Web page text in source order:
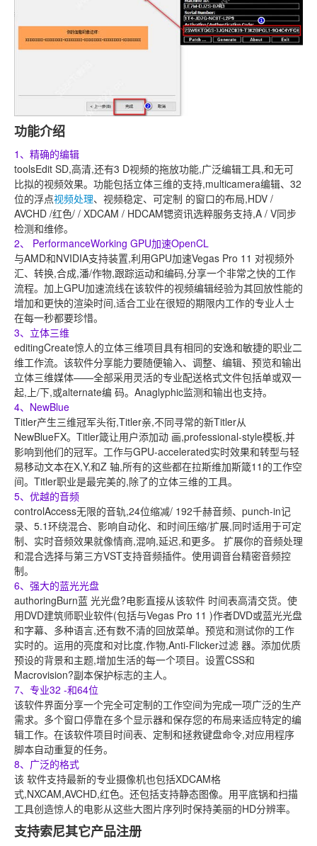
功能介绍
1、精确的编辑
toolsEdit SD,高清,还有3 D视频的拖放功能,广泛编辑工具,和无可
比拟的视频效果。功能包括立体三维的支持,multicamera编辑、32
位的浮点视频处理、视频稳定、可定制 的窗口的布局,HDV /
AVCHD /红色/ / XDCAM / HDCAM锶资讯选粹服务支持,A / V同步
检测和维修。
2、 PerformanceWorking GPU加速OpenCL
与AMD和NVIDIA支持装置,利用GPU加速Vegas Pro 11 对视频外
汇、转换,合成,潘/作物,跟踪运动和编码,分享一个非常之快的工作
流程。加上GPU加速流线在该软件的视频编辑经验为其回放性能的
增加和更快的渲染时间,适合工业在很短的期限内工作的专业人士
在每一秒都要珍惜。
3、立体三维
editingCreate惊人的立体三维项目具有相同的安逸和敏捷的职业二
维工作流。该软件分享能力要随便输入、调整、编辑、预览和输出
立体三维媒体——全部采用灵活的专业配送格式文件包括单或双一
起,上/下,或alternate编 码。Anaglyphic监测和输出也支持。
4、NewBlue
Titler产生三维冠军头衔,Titler亲,不同寻常的新Titler从
NewBlueFX。Titler箴让用户添加动 画,professional-style模板,并
影响到他们的冠军。工作与GPU-accelerated实时效果和转型与轻
易移动文本在X,Y,和Z 轴,所有的这些都在拉斯维加斯箴11的工作空
间。Titler职业是最完美的,除了的立体三维的工具。
5、优越的音频
controlAccess无限的音轨,24位缩减/ 192千赫音频、punch-in记
录、5.1环绕混合、影响自动化、和时间压缩/扩展,同时适用于可定
制、实时音频效果就像情商,混响,延迟,和更多。 扩展你的音频处理
和混合选择与第三方VST支持音频插件。使用调音台精密音频控
制。
6、强大的蓝光光盘
authoringBurn蓝 光光盘?电影直接从该软件 时间表高清交货。使
用DVD建筑师职业软件(包括与Vegas Pro 11 )作者DVD或蓝光光盘
和字幕、多种语言,还有数不清的回放菜单。预览和测试你的工作
实时的。运用的亮度和对比度,作物,Anti-Flicker过滤 器。添加优质
预设的背景和主题,增加生活的每一个项目。设置CSS和
Macrovision?副本保护标志的主人。
7、专业32 -和64位
该软件界面分享一个完全可定制的工作空间为完成一项广泛的生产
需求。多个窗口停靠在多个显示器和保存您的布局来适应特定的编
辑工作。在该软件项目时间表、定制和拯救键盘命令,对应用程序
脚本自动重复的任务。
8、广泛的格式
该 软件支持最新的专业摄像机也包括XDCAM格
式,NXCAM,AVCHD,红色。还包括支持静态图像。用平底锅和扫描
工具创造惊人的电影从这些大图片序列时保持美丽的HD分辨率。
支持索尼其它产品注册